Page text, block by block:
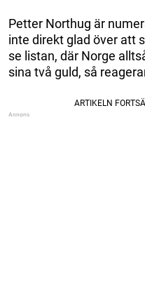
Petter Northug är
inte direkt glad över att
se listan, där Norge
sina två guld, så